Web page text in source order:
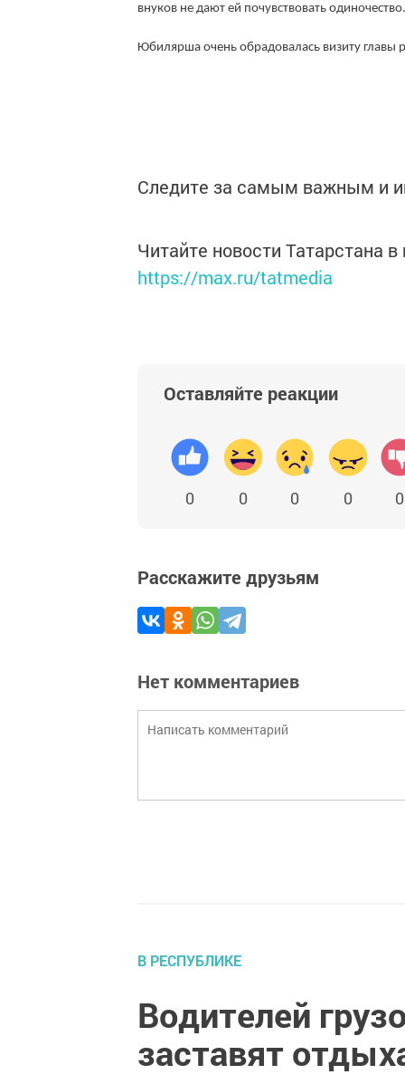
внуков не дают ей почувствовать
Юбилярша очень обрадовалась визиту главы
Следите за самым важным и
Читайте новости Татарстана
https://max.ru/tatmedia
Оставляйте реакции
0 0 0 0 0
Расскажите друзьям
Нет комментариев
В РЕСПУБЛИКЕ
Водителей
заставят